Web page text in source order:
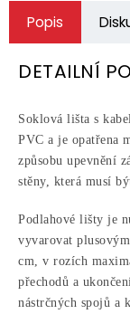
Popis
DETAILNÍ
Soklová lišta s
PVC a je opatřena
způsobu upevnění
stěny, která musí
Podlahové lišty je
vyvarovat
cm, v rozích
přechodů a
nástrčných spojů a